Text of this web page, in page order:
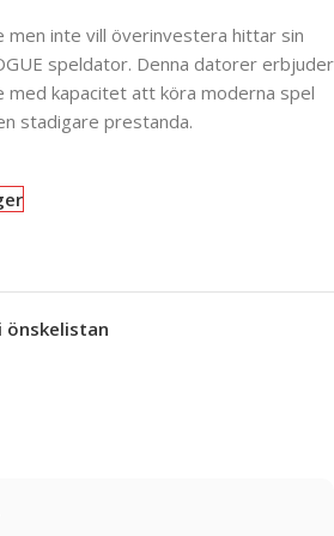
men inte vill överinvestera hittar sin
speldator. Denna datorer erbjuder
kapacitet att köra moderna spel
stadigare prestanda.
önskelistan